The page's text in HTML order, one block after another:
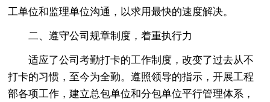
工单位和监理单位沟通，以求用最快的速度解决。
二、遵守公司规章制度，着重执行力
适应了公司考勤打卡的工作制度，改变了过去从不
打卡的习惯，至今为全勤。遵照领导的指示，开展工程
部各项工作，建立总包单位和分包单位平行管理体系，